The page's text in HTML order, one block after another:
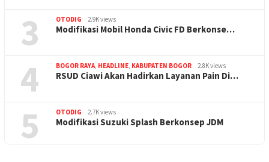
3 OTODIG 2.9K views
Modifikasi Mobil Honda Civic FD Berkonse…
4 BOGOR RAYA, HEADLINE, KABUPATEN BOGOR 2.8K views
RSUD Ciawi Akan Hadirkan Layanan Pain Di…
5 OTODIG 2.7K views
Modifikasi Suzuki Splash Berkonsep JDM